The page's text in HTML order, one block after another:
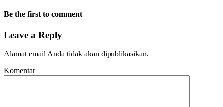
Be the first to comment
Leave a Reply
Alamat email Anda tidak akan dipublikasikan.
Komentar